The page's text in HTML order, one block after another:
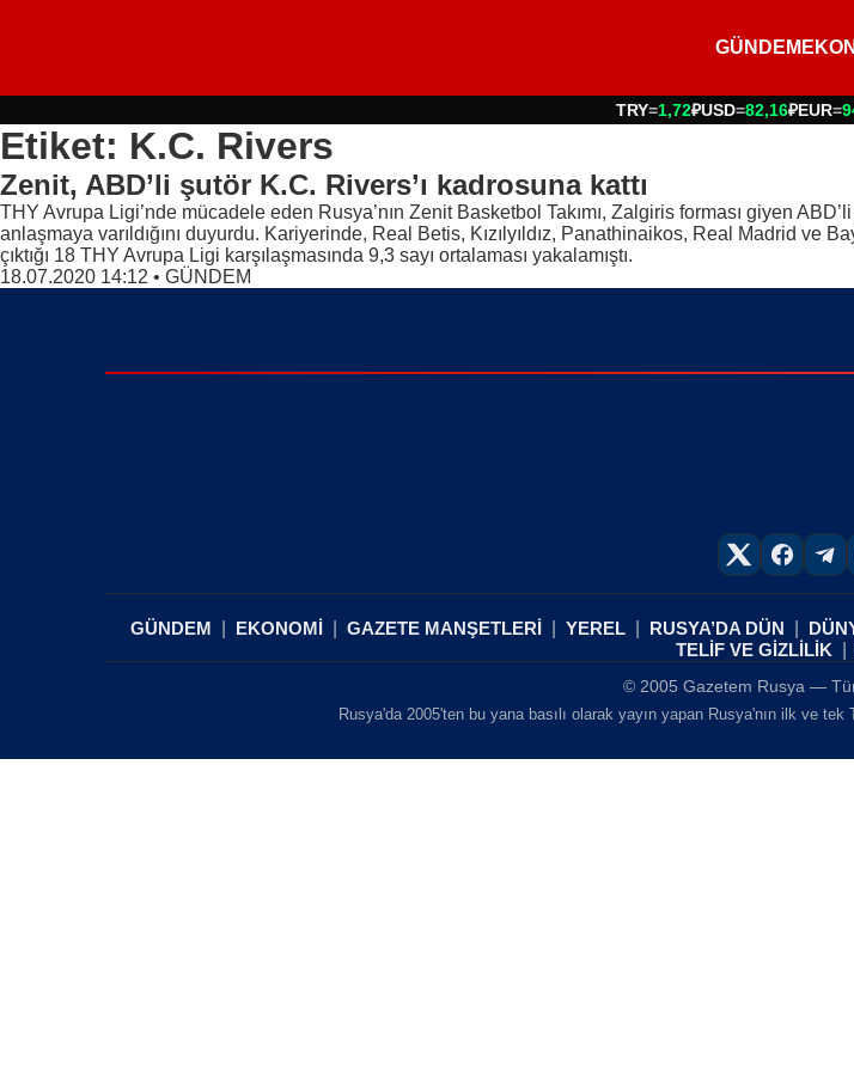
GÜNDEM
TRY=1,72₽USD=82,16₽EUR=
Etiket: K.C. Rivers
Zenit, ABD’li şutör K.C. Rivers’ı kadrosuna kattı
THY Avrupa Ligi’nde mücadele eden Rusya’nın Zenit Basketbol Takımı, Zalgiris forması giyen
anlaşmaya varıldığını duyurdu. Kariyerinde, Real Betis, Kızılyıldız, Panathinaikos, Real Madrid
çıktığı 18 THY Avrupa Ligi karşılaşmasında 9,3 sayı ortalaması yakalamıştı.
18.07.2020 14:12 • GÜNDEM
GÜNDEM EKONOMİ GAZETE MANŞETLERİ YEREL RUSYA’DA DÜN
TELİF VE GİZLİLİK
© 2005 Gazetem Rusya —
Rusya'da 2005'ten bu yana basılı olarak yayın yapan Rusya'nın ilk ve